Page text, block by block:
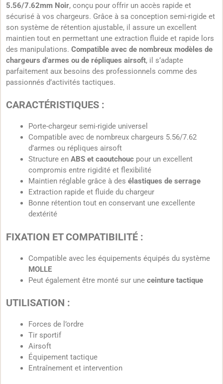
5.56/7.62mm Noir, conçu pour offrir un accès rapide et
sécurisé à vos chargeurs. Grâce à sa conception semi-rigide et
son système de rétention ajustable, il assure un excellent
maintien tout en permettant une extraction fluide et rapide lors
des manipulations. Compatible avec de nombreux modèles de
chargeurs d’armes ou de répliques airsoft, il s’adapte
parfaitement aux besoins des professionnels comme des
passionnés d’activités tactiques.
CARACTÉRISTIQUES :
Porte-chargeur semi-rigide universel
Compatible avec de nombreux chargeurs 5.56/7.62
d’armes ou répliques airsoft
Structure en ABS et caoutchouc pour un excellent
compromis entre rigidité et flexibilité
Maintien réglable grâce à des élastiques de serrage
Extraction rapide et fluide du chargeur
Bonne rétention tout en conservant une excellente
dextérité
FIXATION ET COMPATIBILITÉ :
Compatible avec les équipements équipés du système
MOLLE
Peut également être monté sur une ceinture tactique
UTILISATION :
Forces de l’ordre
Tir sportif
Airsoft
Équipement tactique
Entraînement et intervention